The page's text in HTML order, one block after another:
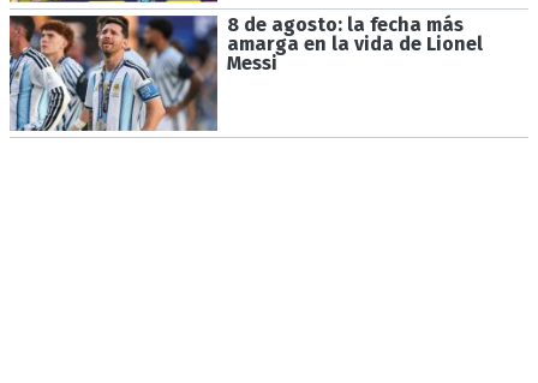
8 de agosto: la fecha más
amarga en la vida de Lionel
Messi